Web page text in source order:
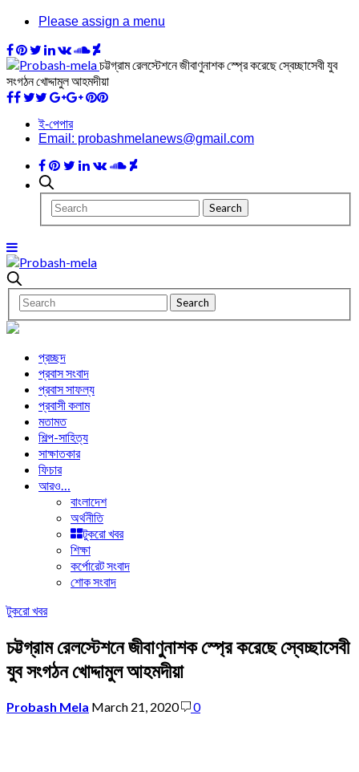
Please assign a menu
চট্টগ্রাম রেলস্টেশনে জীবাণুনাশক স্প্রে করেছে স্বেচ্ছাসেবী যুব
সংগঠন খোদ্দামুল আহমদীয়া
ই-পেপার
Email: probashmelanews@gmail.com
প্রচ্ছদ
প্রবাস সংবাদ
প্রবাস সাফল্য
প্রবাসী কলাম
মতামত
শিল্প-সাহিত্য
সাক্ষাতকার
ফিচার
আরও…
বাংলাদেশ
অর্থনীতি
টুকরো খবর
শিক্ষা
কর্পোরেট সংবাদ
শোক সংবাদ
টুকরো খবর
চট্টগ্রাম রেলস্টেশনে জীবাণুনাশক স্প্রে করেছে স্বেচ্ছাসেবী
যুব সংগঠন খোদ্দামুল আহমদীয়া
Probash Mela March 21, 2020 0